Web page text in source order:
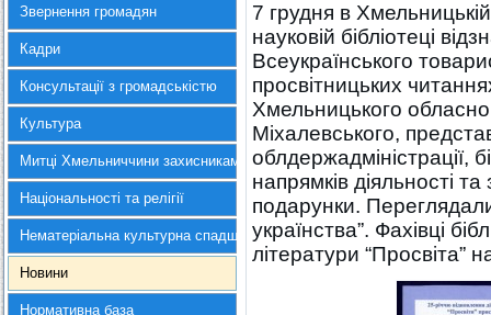
Звернення громадян
Кадри
Консультації з громадськістю
Культура
Митці Хмельниччини захисникам України
Національності та релігії
Нематеріальна культурна спадщина
Новини
Нормативна база
7 грудня в
науковій бібліотеці
Всеукраїнського
просвітницьких
Хмельницького
Міхалевського,
облдержадміністрації,
напрямків діяльності
подарунки.
українства”. Фахівці
літератури “Просвіта”